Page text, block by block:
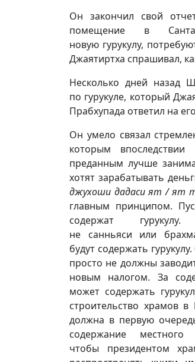
Он закончил свой
помещение в
новую гурукулу,
Джаятиртха спрашивал,
Несколько дней назад
по гурукуле, который
Прабхупада ответил на
Он умело связал
которым
преданным лучше
хотят зарабатывать
джухоши дадаси ят / ят
главным принципом.
содержат
не санньяси или
будут содержать
просто не должны
новым налогом. За
может содержать
строительство храмов
должна в первую
содержание
чтобы президентом